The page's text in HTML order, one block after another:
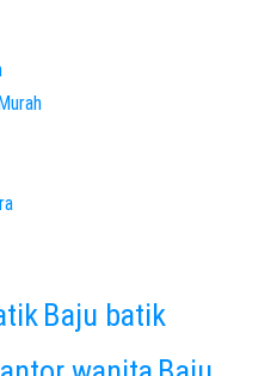
Baju batik